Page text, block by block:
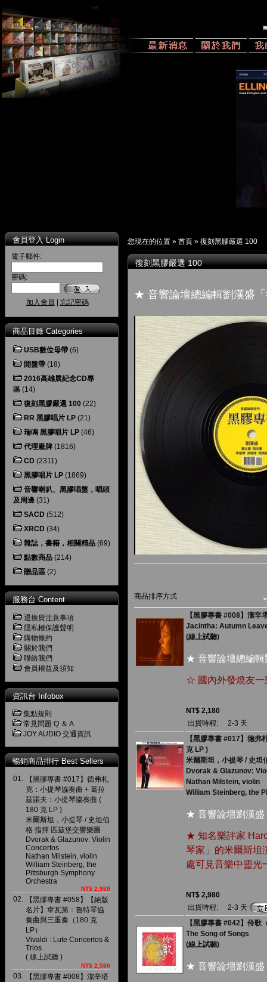
會員登入 Login
電子郵件:
密碼:
加入會員 忘記密碼
商品目錄 Categories
USB數位母帶 (6)
開盤帶 (18)
2016高雄展紀念CD專
區 (14)
復刻黑膠嚴選 100 (22)
RR 黑膠唱片 LP (21)
瑞鳴 黑膠唱片 LP (46)
代理廠牌 (1816)
CD (2311)
黑膠唱片 LP (1869)
音響喇叭、黑膠唱盤，唱頭
及周邊 (31)
SACD (512)
XRCD (34)
雜誌，書籍，相關精品 (69)
點數商品 (214)
贈品區 (2)
服務台 Content
退換貨注意事項
隱私權保護聲明
購物條約
關於我們
聯絡我們
會員權益及須知
資訊台 Infobox
集點規則
常見問題 Q ＆ A
JOY AUDIO 交通資訊
暢銷商品排行 Best Sellers
01.
【黑膠專書 #017】德弗札
克：小提琴協奏曲 + 葛拉
茲諾夫：小提琴協奏曲 (
180 克 LP )
米爾斯坦，小提琴 / 史坦伯
格 指揮 匹茲堡交響樂團
Dvorak & Glazunov: Violin
Concertos
Nathan Milstein, violin
William Steinberg, the
Pittsburgh Symphony
Orchestra
NT$ 2,980
02.
【黑膠專書 #058】【絕版
名片】韋瓦第：魯特琴協
奏曲與三重奏（180 克
LP）
Vivaldi : Lute Concertos &
Trios
( 線上試聽 )
NT$ 2,580
03.
【黑膠專書 #008】潔辛塔
您現在的位置 » 首頁 » 復刻黑膠嚴選 100
復刻黑膠嚴選 100
★ 音響論壇總編輯劉漢盛
商品排序方式
【黑膠專書 #008】潔辛
Jacintha: Autumn
(線上試聽)
★ 音響論壇總編輯
☆ 國內外發燒友一
NT$ 2,180
出貨時程:
2-3 天
【黑膠專書 #017】德
克 LP )
米爾斯坦，小提琴 / 史坦
Dvorak & Glazunov:
Nathan Milstein, violin
William Steinberg, the
★ 音響論壇劉漢盛
★ 知名樂評家
琴家」的米爾斯坦
處可見音樂中靈光
NT$ 2,980
出貨時程:
2-3 天
【黑膠專書 #042】伶歌
The Song of Songs
(線上試聽)
★ 音響論壇劉漢盛